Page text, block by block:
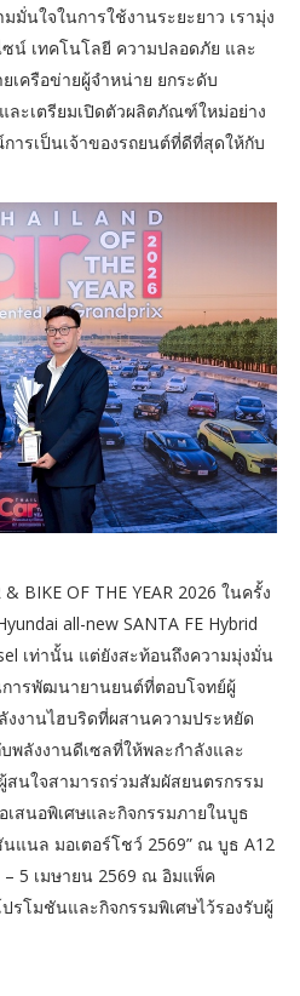
มั่นใจในการใช้งานระยะยาว เรามุ่ง
น์ เทคโนโลยี ความปลอดภัย และ
เครือข่ายผู้จำหน่าย ยกระดับ
ละเตรียมเปิดตัวผลิตภัณฑ์ใหม่อย่าง
ารเป็นเจ้าของรถยนต์ที่ดีที่สุดให้กับ
BIKE OF THE YEAR 2026 ในครั้ง
all-new SANTA FE Hybrid
เท่านั้น แต่ยังสะท้อนถึงความมุ่งมั่น
ารพัฒนายานยนต์ที่ตอบโจทย์ผู้
งงานไฮบริดที่ผสานความประหยัด
พลังงานดีเซลที่ให้พละกำลังและ
สนใจสามารถร่วมสัมผัสยนตรกรรม
สนอพิเศษและกิจกรรมภายในบูธ
นแนล มอเตอร์โชว์ 2569” ณ บูธ A12
5 เมษายน 2569 ณ อิมแพ็ค
รโมชันและกิจกรรมพิเศษไว้รองรับผู้